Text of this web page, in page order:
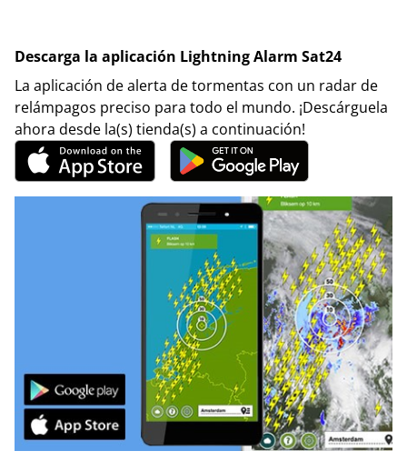
Descarga la aplicación Lightning Alarm Sat24
La aplicación de alerta de tormentas con un radar de
relámpagos preciso para todo el mundo. ¡Descárguela
ahora desde la(s) tienda(s) a continuación!